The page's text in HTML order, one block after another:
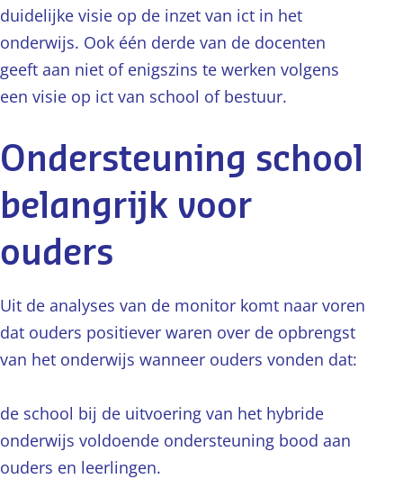
duidelijke visie op de inzet van ict in het
onderwijs. Ook één derde van de docenten
geeft aan niet of enigszins te werken volgens
een visie op ict van school of bestuur.
Ondersteuning school
belangrijk voor
ouders
Uit de analyses van de monitor komt naar voren
dat ouders positiever waren over de opbrengst
van het onderwijs wanneer ouders vonden dat:
de school bij de uitvoering van het hybride
onderwijs voldoende ondersteuning bood aan
ouders en leerlingen.